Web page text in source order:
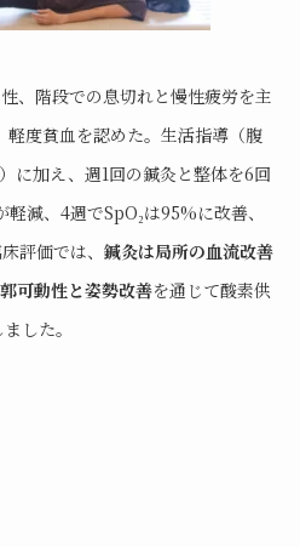
、階段での息切れと慢性疲労を主
度貧血を認めた。生活指導（腹
に加え、週1回の鍼灸と整体を6回
減、4週でSpO₂は95%に改善、
評価では、 鍼灸は局所の血流改善
可動性と姿勢改善を通じて酸素供
した。